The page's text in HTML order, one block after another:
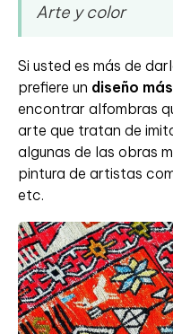
Arte y color
Si usted es más de
prefiere un diseño
encontrar alfombras
arte que tratan de
algunas de las obras
pintura de artistas
etc.